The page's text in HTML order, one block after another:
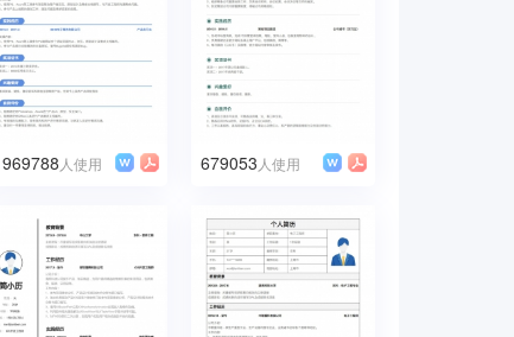
人使用 679053 人使用